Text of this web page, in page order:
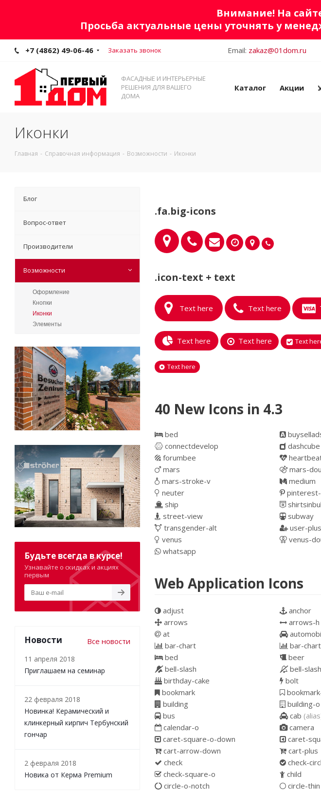
Внимание! На
Просьба актуальные цены уточнять у
+7 (4862) 49-06-46 Заказать звонок Email: zakaz@01dom.ru
ФАСАДНЫЕ И ИНТЕРЬЕРНЫЕ
РЕШЕНИЯ ДЛЯ ВАШЕГО
ДОМА
Каталог Акции
Иконки
Главная - Справочная информация - Возможности - Иконки
.fa.big-icons
.icon-text + text
Text here Text here
Text here Text here Text
Text here
40 New Icons in 4.3
bed
connectdevelop
dashcube
forumbee
mars
mars-
mars-stroke-v
medium
neuter
ship
street-view
subway
transgender-alt
user-plus
venus
venus-
whatsapp
Web Application Icons
adjust anchor
arrows
arrows-h
at
bar-chart
bar-
bed
beer
bell-slash
bell-
birthday-cake
bolt
bookmark
building
building-o
bus
cab
calendar-o
camera
caret-square-o-down
caret-
cart-arrow-down
cart-plus
check
check-
check-square-o
child
circle-o-notch
circle-thin
Блог
Вопрос-ответ
Производители
Возможности
Оформление
Кнопки
Иконки
Элементы
Будьте всегда в курсе!
Узнавайте о скидках и акциях
первым
Новости Все новости
11 апреля 2018
Приглашаем на семинар
22 февраля 2018
Новинка! Керамический и
клинкерный кирпич Тербунский
гончар
2 февраля 2018
Новика от Керма Premium